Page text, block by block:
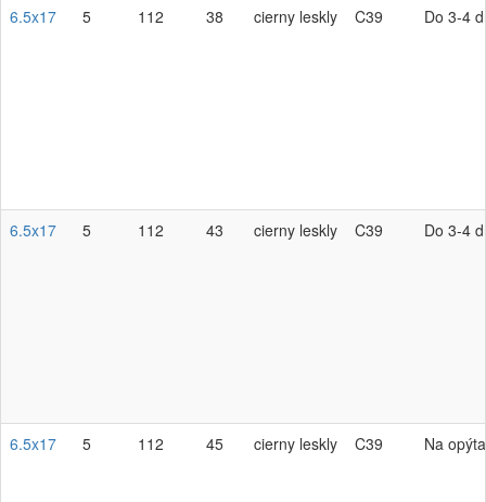
6.5x17 5 112 38 cierny leskly C39 Do 3-4
6.5x17 5 112 43 cierny leskly C39 Do 3-4
6.5x17 5 112 45 cierny leskly C39 Na